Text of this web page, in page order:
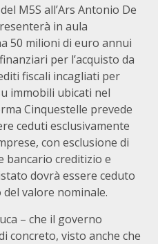
M5S all’Ars Antonio De
in aula
50 milioni di euro annui
per l’acquisto da
fiscali incagliati per
immobili ubicati nel
Cinquestelle prevede
ceduti esclusivamente
con esclusione di
bancario creditizio e
dovrà essere ceduto
del valore nominale.
– che il governo
concreto, visto anche che